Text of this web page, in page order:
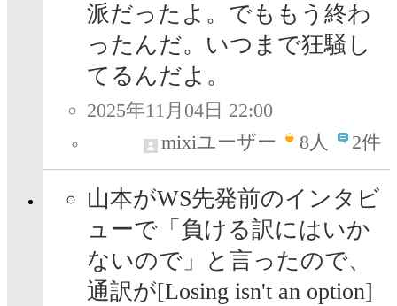
派だったよ。でももう終わ
ったんだ。いつまで狂騒し
てるんだよ。
2025年11月04日 22:00
mixiユーザー
8人 2件
山本がWS先発前のインタビ
ューで「負ける訳にはいか
ないので」と言ったので、
通訳が[Losing isn't an option]